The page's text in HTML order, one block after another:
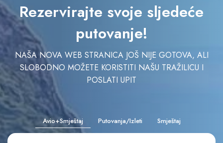
Rezervirajte svoje sljedeće
putovanje!
NAŠA NOVA WEB STRANICA JOŠ NIJE GOTOVA, ALI
SLOBODNO MOŽETE KORISTITI NAŠU TRAŽILICU I
POSLATI UPIT
Avio+Smještaj Putovanja/Izleti Smještaj